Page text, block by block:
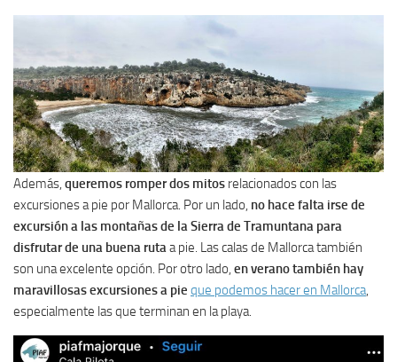
Además, queremos romper dos mitos relacionados con las
excursiones a pie por Mallorca. Por un lado, no hace falta irse de
excursión a las montañas de la Sierra de Tramuntana para
disfrutar de una buena ruta a pie. Las calas de Mallorca también
son una excelente opción. Por otro lado, en verano también hay
maravillosas excursiones a pie que podemos hacer en Mallorca
especialmente las que terminan en la playa.